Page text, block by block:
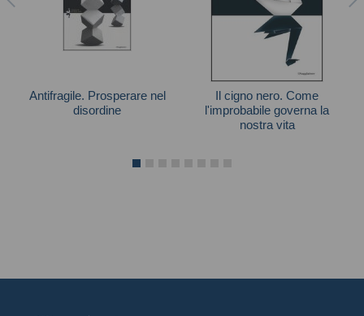
Antifragile. Prosperare nel
disordine
Il cigno nero. Come
l'improbabile governa la
nostra vita